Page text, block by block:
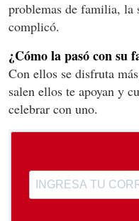
problemas de familia, la
complicó.
¿Cómo la pasó con su
Con ellos se disfruta
salen ellos te apoyan y
celebrar con uno.